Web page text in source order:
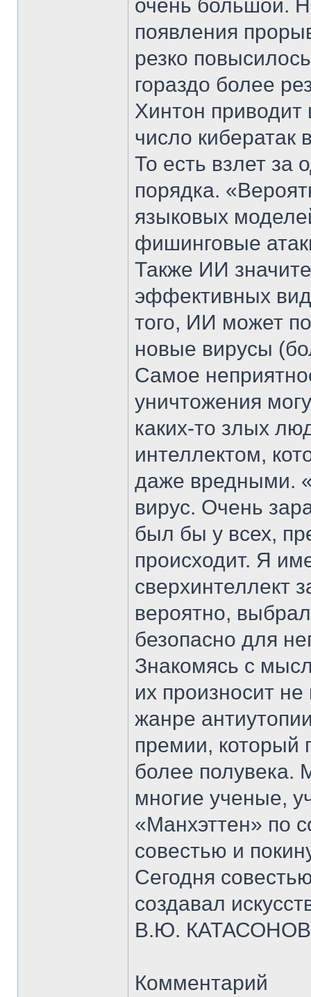
очень большой.
появления
резко
гораздо более
Хинтон приводит
число
То есть взлет за
порядка.
языковых
фишинговые
Также ИИ
эффективных
того, ИИ может
новые вирусы
Самое
уничтожения
каких-то злых
интеллектом,
даже вредными.
вирус. Очень
был бы у всех,
происходит. Я
сверхинтеллект
вероятно,
безопасно для
Знакомясь с
их произносит
жанре
премии, который
более полувека.
многие ученые,
«Манхэттен» по
совестью и
Сегодня
создавал
В.Ю.
Комментарий